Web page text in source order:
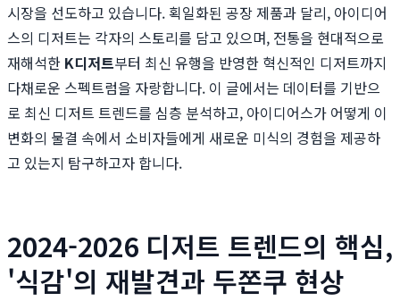
시장을 선도하고 있습니다. 획일화된 공장 제품과 달리, 아이디어
스의 디저트는 각자의 스토리를 담고 있으며, 전통을 현대적으로
재해석한 K디저트부터 최신 유행을 반영한 혁신적인 디저트까지
다채로운 스펙트럼을 자랑합니다. 이 글에서는 데이터를 기반으
로 최신 디저트 트렌드를 심층 분석하고, 아이디어스가 어떻게 이
변화의 물결 속에서 소비자들에게 새로운 미식의 경험을 제공하
고 있는지 탐구하고자 합니다.
2024-2026 디저트 트렌드의 핵심,
'식감'의 재발견과 두쫀쿠 현상